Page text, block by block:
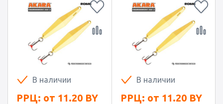
В наличии
РРЦ: от 11.20 BY
В наличии
РРЦ: от 11.20 BY